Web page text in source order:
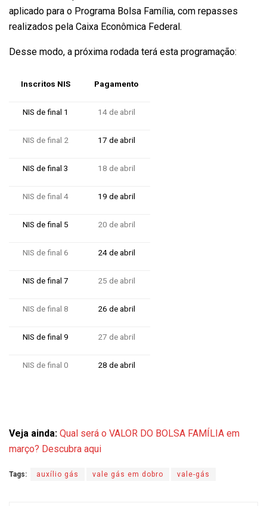
aplicado para o Programa Bolsa Família, com repasses
realizados pela Caixa Econômica Federal.
Desse modo, a próxima rodada terá esta programação:
Inscritos NIS Pagamento
NIS de final 1 14 de abril
NIS de final 2 17 de abril
NIS de final 3 18 de abril
NIS de final 4 19 de abril
NIS de final 5 20 de abril
NIS de final 6 24 de abril
NIS de final 7 25 de abril
NIS de final 8 26 de abril
NIS de final 9 27 de abril
NIS de final 0 28 de abril
Veja ainda: Qual será o VALOR DO BOLSA FAMÍLIA em
março? Descubra aqui
Tags: auxílio gás vale gás em dobro vale-gás